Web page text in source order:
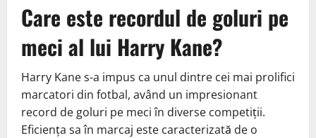
Care este recordul de goluri pe
meci al lui Harry Kane?
Harry Kane s-a impus ca unul dintre cei mai prolifici
marcatori din fotbal, având un impresionant
record de goluri pe meci în diverse competiții.
Eficiența sa în marcaj este caracterizată de o